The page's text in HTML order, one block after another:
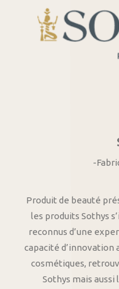
-
Produit de beauté
les produits Sothys
reconnus d’une
capacité d’innovation
cosmétiques,
Sothys mais